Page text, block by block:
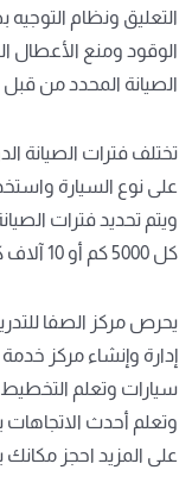
التعليق ونظام
الوقود ومنع الأعطال
الصيانة المحدد من
تختلف فترات الصيانة
على نوع السيارة
ويتم تحديد فترات
كل 5000 كم أو 10 آلاف كم، أو بالفترة الزمنية كل 6 أشهر أو سنة.
يحرص مركز الصفا
إدارة وإنشاء مركز
سيارات وتعلم التخطيط
وتعلم أحدث الاتجاهات
على المزيد احجز مكانك